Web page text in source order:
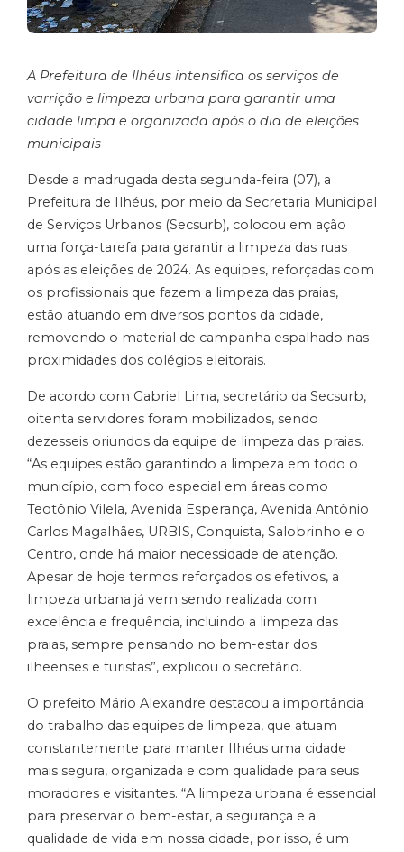
A Prefeitura de Ilhéus intensifica os serviços de
varrição e limpeza urbana para garantir uma
cidade limpa e organizada após o dia de eleições
municipais
Desde a madrugada desta segunda-feira (07), a
Prefeitura de Ilhéus, por meio da Secretaria Municipal
de Serviços Urbanos (Secsurb), colocou em ação
uma força-tarefa para garantir a limpeza das ruas
após as eleições de 2024. As equipes, reforçadas com
os profissionais que fazem a limpeza das praias,
estão atuando em diversos pontos da cidade,
removendo o material de campanha espalhado nas
proximidades dos colégios eleitorais.
De acordo com Gabriel Lima, secretário da Secsurb,
oitenta servidores foram mobilizados, sendo
dezesseis oriundos da equipe de limpeza das praias.
“As equipes estão garantindo a limpeza em todo o
município, com foco especial em áreas como
Teotônio Vilela, Avenida Esperança, Avenida Antônio
Carlos Magalhães, URBIS, Conquista, Salobrinho e o
Centro, onde há maior necessidade de atenção.
Apesar de hoje termos reforçados os efetivos, a
limpeza urbana já vem sendo realizada com
excelência e frequência, incluindo a limpeza das
praias, sempre pensando no bem-estar dos
ilheenses e turistas”, explicou o secretário.
O prefeito Mário Alexandre destacou a importância
do trabalho das equipes de limpeza, que atuam
constantemente para manter Ilhéus uma cidade
mais segura, organizada e com qualidade para seus
moradores e visitantes. “A limpeza urbana é essencial
para preservar o bem-estar, a segurança e a
qualidade de vida em nossa cidade, por isso, é um